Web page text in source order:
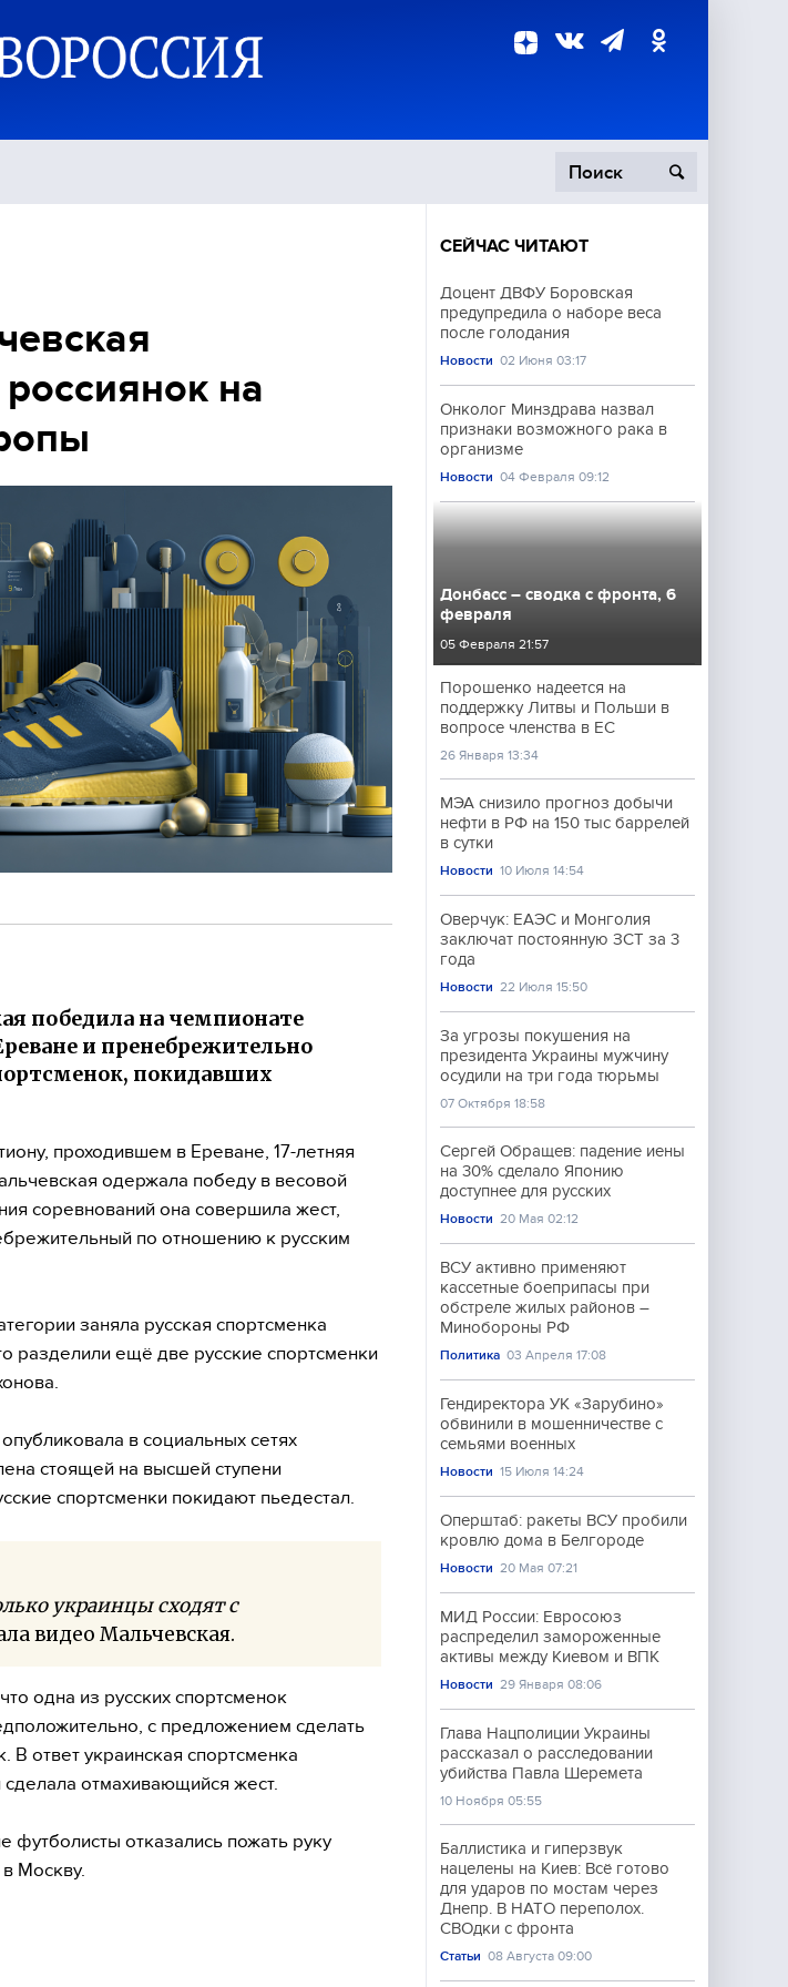
Происшествия
на
победила на чемпионате
и пренебрежительно
покидавших
проходившем в Ереване, 17-летняя
одержала победу в весовой
соревнований она совершила жест,
по отношению к русским
заняла русская спортсменка
разделили ещё две русские спортсменки
в социальных сетях
стоящей на высшей ступени
спортсменки покидают пьедестал.
украинцы сходят с
видео Мальчевская.
одна из русских спортсменок
с предложением сделать
В ответ украинская спортсменка
отмахивающийся жест.
футболисты отказались пожать руку
Москву.
СЕЙЧАС ЧИТАЮТ
Доцент ДВФУ Боровская
предупредила о наборе веса
после голодания
Новости 02 Июня 03:17
Онколог Минздрава назвал
признаки возможного рака в
организме
Новости 04 Февраля 09:12
Донбасс – сводка с фронта, 6
февраля
05 Февраля 21:57
Порошенко надеется на
поддержку Литвы и Польши в
вопросе членства в ЕС
26 Января 13:34
МЭА снизило прогноз добычи
нефти в РФ на 150 тыс баррелей
в сутки
Новости 10 Июля 14:54
Оверчук: ЕАЭС и Монголия
заключат постоянную ЗСТ за 3
года
Новости 22 Июля 15:50
За угрозы покушения на
президента Украины мужчину
осудили на три года тюрьмы
07 Октября 18:58
Сергей Обращев: падение иены
на 30% сделало Японию
доступнее для русских
Новости 20 Мая 02:12
ВСУ активно применяют
кассетные боеприпасы при
обстреле жилых районов –
Минобороны РФ
Политика 03 Апреля 17:08
Гендиректора УК «Зарубино»
обвинили в мошенничестве с
семьями военных
Новости 15 Июля 14:24
Оперштаб: ракеты ВСУ пробили
кровлю дома в Белгороде
Новости 20 Мая 07:21
МИД России: Евросоюз
распределил замороженные
активы между Киевом и ВПК
Новости 29 Января 08:06
Глава Нацполиции Украины
рассказал о расследовании
убийства Павла Шеремета
10 Ноября 05:55
Баллистика и гиперзвук
нацелены на Киев: Всё готово
для ударов по мостам через
Днепр. В НАТО переполох.
СВОдки с фронта
Статьи 08 Августа 09:00